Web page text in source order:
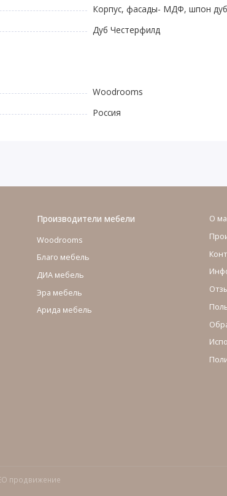
Корпус, фасады- МДФ, шпон
Дуб Честерфилд
Woodrooms
Россия
Производители мебели
Woodrooms
Благо мебель
ДИА мебель
Эра мебель
Арида мебель
О
продвижение